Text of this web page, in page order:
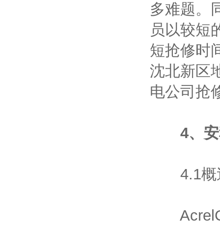
多难题。
员以较短
短抢修时
沈北新区
电公司抢
4、
4.1概